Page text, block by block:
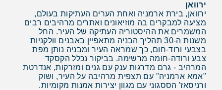
ירוואן
ירוואן, בירת ארמניה ואחת הערים העתיקות בעולם,
מציעה למבקרים בה מוזיאונים ואתרים מרהיבים רבים
המשמרים את ההיסטוריה העתיקה של העיר. החל
משנות ה-30 תהליך הבניה מתאפיין באבנים וולקניות
בצבעי ורוד-חום, כך שמראה העיר ומבניה נותן מפת
צבע ורודה-חומה מרשימה. בביקור נכלל הקסקד
המרהיב - גרם מדרגות ענק עם גנים ומזרקות, אנדרטת
"אמא ארמניה" עם תצפית מרהיבה על העיר, ושוק
ורניסאז' הססגוני עם מגוון יצירות אמנות מקומיות.